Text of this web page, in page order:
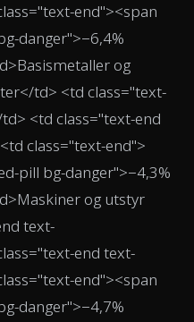
end"><span
danger">−6,4%
og
td> <td class="text-
<td class="text-end
class="text-end">
pill bg-danger">−4,3%
og utstyr
text-
end text-
end"><span
danger">−4,7%